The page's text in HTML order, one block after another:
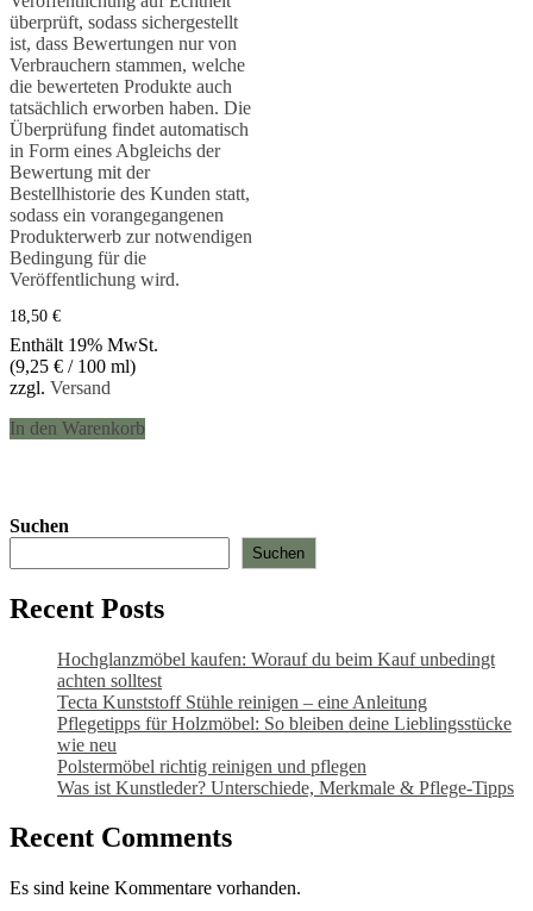
überprüft, sodass sichergestellt
ist, dass Bewertungen nur von
Verbrauchern stammen, welche
die bewerteten Produkte auch
tatsächlich erworben haben. Die
Überprüfung findet automatisch
in Form eines Abgleichs der
Bewertung mit der
Bestellhistorie des Kunden statt,
sodass ein vorangegangenen
Produkterwerb zur notwendigen
Bedingung für die
Veröffentlichung wird.
18,50 €
Enthält 19% MwSt.
(9,25 € / 100 ml)
zzgl. Versand
In den Warenkorb
Suchen
Suchen
Recent Posts
Hochglanzmöbel kaufen: Worauf du beim Kauf unbedingt
achten solltest
Tecta Kunststoff Stühle reinigen – eine Anleitung
Pflegetipps für Holzmöbel: So bleiben deine Lieblingsstücke
wie neu​
Polstermöbel richtig reinigen und pflegen
Was ist Kunstleder? Unterschiede, Merkmale & Pflege-Tipps
Recent Comments
Es sind keine Kommentare vorhanden.